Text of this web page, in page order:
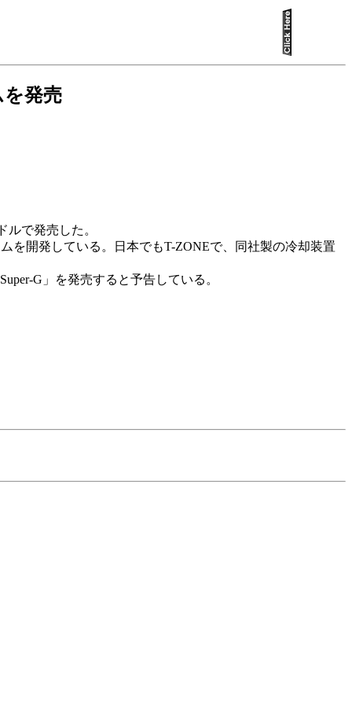
発売
で発売した。
開発している。日本でもT-ZONEで、同社製の冷却装置
G」を発売すると予告している。